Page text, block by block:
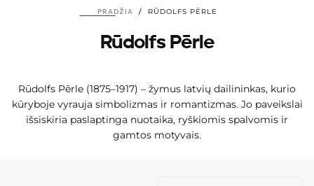
PRADŽIA / RŪDOLFS PĒRLE
Rūdolfs Pērle
Rūdolfs Pērle (1875–1917) – žymus latvių dailininkas, kurio
kūryboje vyrauja simbolizmas ir romantizmas. Jo paveikslai
išsiskiria paslaptinga nuotaika, ryškiomis spalvomis ir
gamtos motyvais.